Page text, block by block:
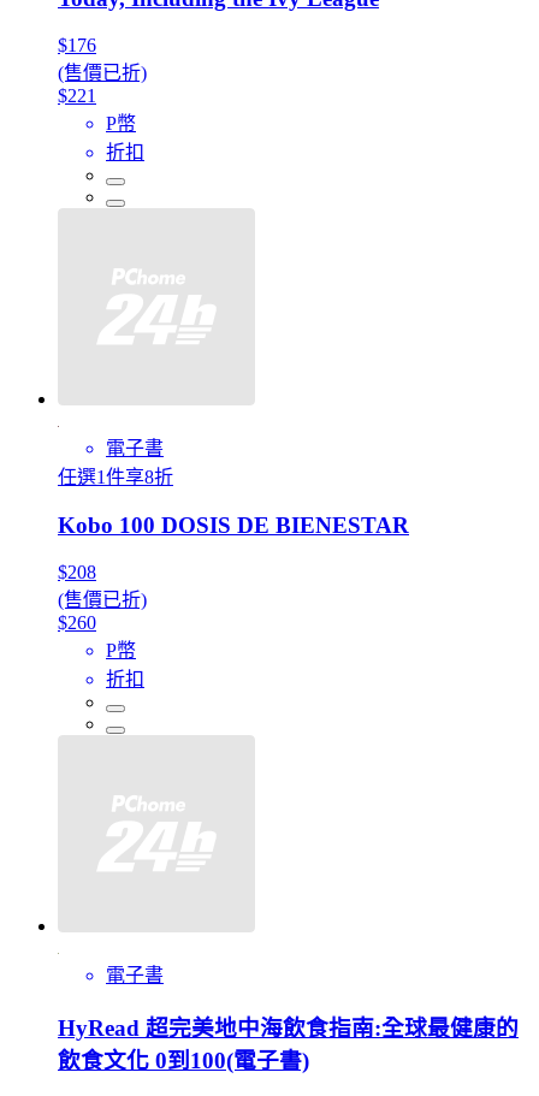
$176
(售價已折)
$221
P幣
折扣
電子書
任選1件享8折
Kobo 100 DOSIS DE BIENESTAR
$208
(售價已折)
$260
P幣
折扣
電子書
HyRead 超完美地中海飲食指南:全球最健康的
飲食文化 0到100(電子書)